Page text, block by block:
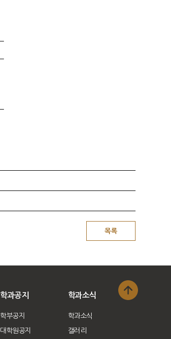
학과공지
학부공지
대학원공지
학과소식
학과소식
갤러리